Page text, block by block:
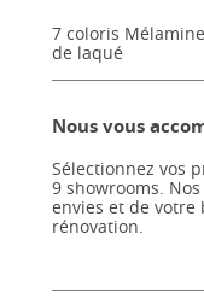
7 coloris
de laqué
Nous vous
Sélectionnez vos
9 showrooms.
envies et de votre
rénovation.